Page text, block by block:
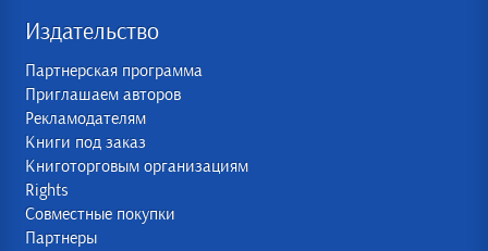
Издательство
Партнерская программа
Приглашаем авторов
Рекламодателям
Книги под заказ
Книготорговым организациям
Rights
Совместные покупки
Партнеры